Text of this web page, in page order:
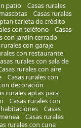
patio
Casas rurales
Casas rurales
tarjeta de crédito
con teléfono
Casas
con jardín cerrado
rurales con garaje
con restaurante
rurales con sala de
rurales con aire
Casas rurales con
decoración
rurales aptas para
Casas rurales con
Casas
Casas rurales
rurales con cuna